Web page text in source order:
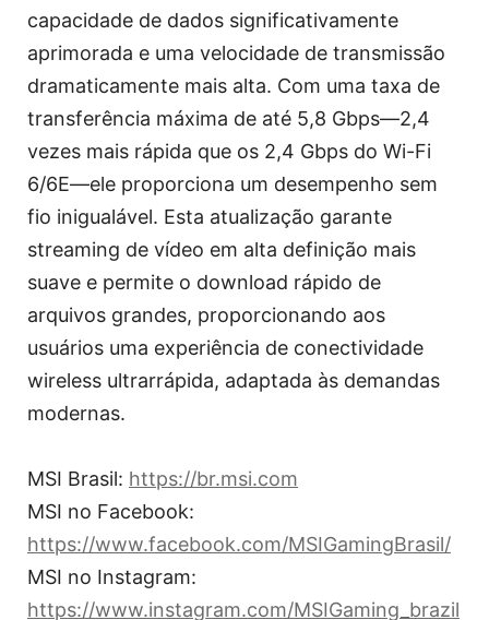
capacidade de dados significativamente
aprimorada e uma velocidade de transmissão
dramaticamente mais alta. Com uma taxa de
transferência máxima de até 5,8 Gbps—2,4
vezes mais rápida que os 2,4 Gbps do Wi-Fi
6/6E—ele proporciona um desempenho sem
fio inigualável. Esta atualização garante
streaming de vídeo em alta definição mais
suave e permite o download rápido de
arquivos grandes, proporcionando aos
usuários uma experiência de conectividade
wireless ultrarrápida, adaptada às demandas
modernas.
MSI Brasil: https://br.msi.com
MSI no Facebook:
https://www.facebook.com/MSIGamingBrasil/
MSI no Instagram:
https://www.instagram.com/MSIGaming_brazil